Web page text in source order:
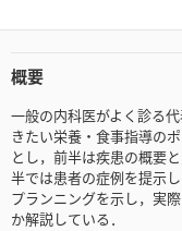
概要
一般の内科医がよく診る
きたい栄養・食事指導の
とし，前半は疾患の概要
半では患者の症例を提示
プランニングを示し，実
か解説している．